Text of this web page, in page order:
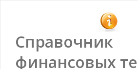
Справочник
финансовых